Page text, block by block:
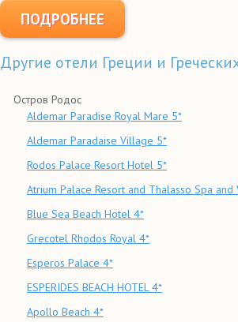
ПОДРОБНЕЕ
Другие отели Греции и
Остров Родос
Aldemar Paradise Royal Mare 5*
Aldemar Paradaise Village 5*
Rodos Palace Resort Hotel 5*
Atrium Palace Resort and Thalasso Spa and
Blue Sea Beach Hotel 4*
Grecotel Rhodos Royal 4*
Esperos Palace 4*
ESPERIDES BEACH HOTEL 4*
Apollo Beach 4*